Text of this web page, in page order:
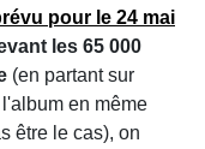
pour le 24 mai
les 65 000
(en partant sur
en même
être le cas), on